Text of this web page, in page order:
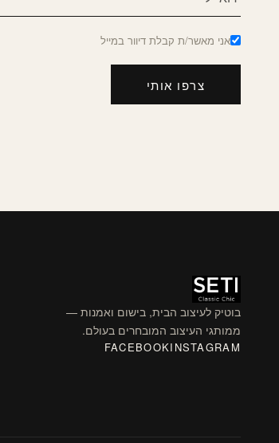
אני מאשר/ת קבלת דיוור במייל
בוטיק לעיצוב הבית, בישום ואמנות —
ממותגי העיצוב המובחרים בעולם.
INSTAGRAM
FACEBOOK